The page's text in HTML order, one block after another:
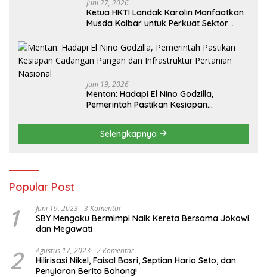
Juni 27, 2026
Ketua HKTI Landak Karolin Manfaatkan
Musda Kalbar untuk Perkuat Sektor
Juni 19, 2026
Mentan: Hadapi El Nino Godzilla,
Pemerintah Pastikan Kesiapan
Pertanian Nasional
Selengkapnya
Popular Post
1 Juni 19, 2023 3 Komentar
SBY Mengaku Bermimpi Naik Kereta Bersama Jokowi
dan Megawati
2 Agustus 17, 2023 2 Komentar
Hilirisasi Nikel, Faisal Basri, Septian Hario Seto, dan
Penyiaran Berita Bohong!